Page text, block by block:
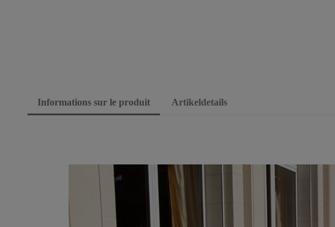
Informations sur le produit Artikeldetails